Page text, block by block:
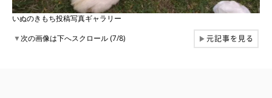
いぬのきもち投稿写真ギャラリー
▼次の画像は下へスクロール (7/8) ▶元記事を見る